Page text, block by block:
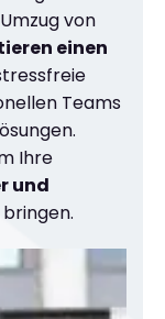
von
einen
Teams
Ihre
und